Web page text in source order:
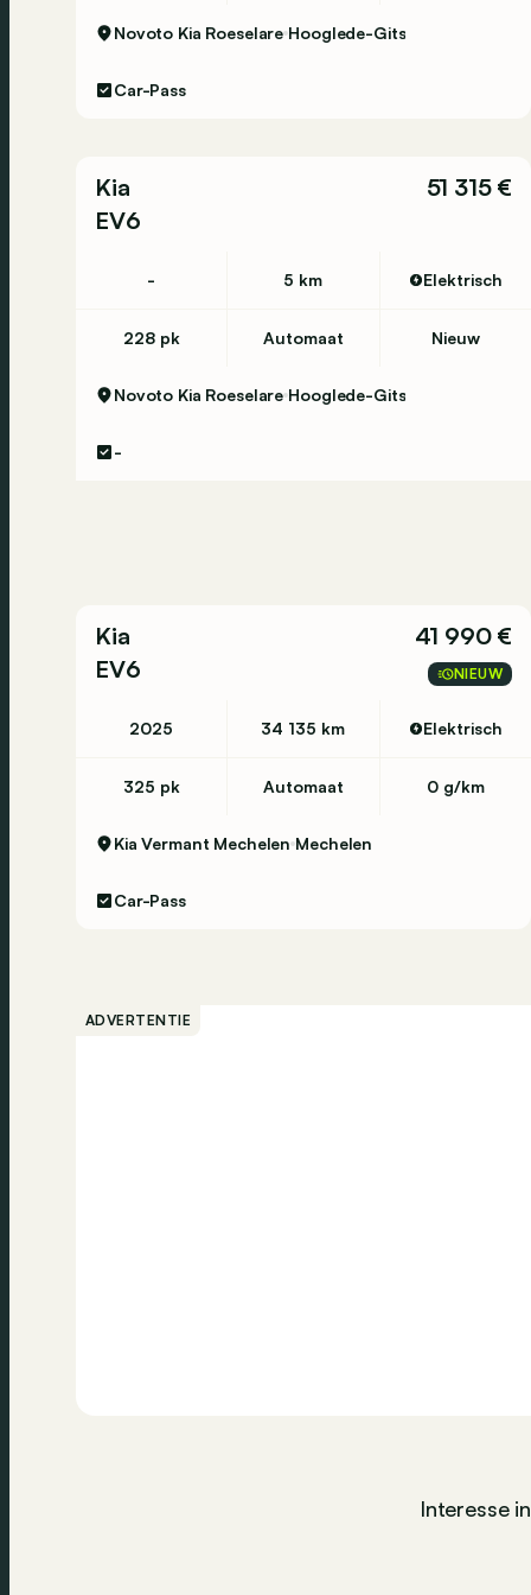
Novoto Kia Roeselare Hooglede-Gits
Car-Pass
Kia
EV6
51 315 €
- 5 km Elektrisch
228 pk Automaat Nieuw
Novoto Kia Roeselare Hooglede-Gits
-
Kia
EV6
41 990 €
NIEUW
2025 34 135 km Elektrisch
325 pk Automaat 0 g/km
Kia Vermant Mechelen Mechelen
Car-Pass
ADVERTENTIE
Interesse